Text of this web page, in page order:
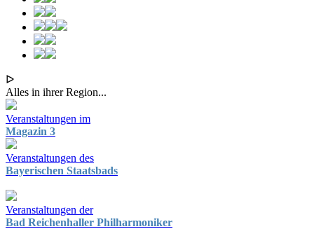
ᐅ
Alles in ihrer Region...
Veranstaltungen im
Magazin 3
Veranstaltungen des
Bayerischen Staatsbads
Veranstaltungen der
Bad Reichenhaller Philharmoniker